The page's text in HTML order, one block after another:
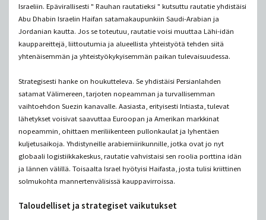
Israeliin. Epävirallisesti " Rauhan rautatieksi " kutsuttu rautatie yhdistäisi
Abu Dhabin Israelin Haifan satamakaupunkiin Saudi-Arabian ja
Jordanian kautta. Jos se toteutuu, rautatie voisi muuttaa Lähi-idän
kauppareittejä, liittoutumia ja alueellista yhteistyötä tehden siitä
yhtenäisemmän ja yhteistyökykyisemmän paikan tulevaisuudessa.
Strategisesti hanke on houkutteleva. Se yhdistäisi Persianlahden
satamat Välimereen, tarjoten nopeamman ja turvallisemman
vaihtoehdon Suezin kanavalle. Aasiasta, erityisesti Intiasta, tulevat
lähetykset voisivat saavuttaa Euroopan ja Amerikan markkinat
nopeammin, ohittaen meriliikenteen pullonkaulat ja lyhentäen
kuljetusaikoja. Yhdistyneille arabiemiirikunnille, jotka ovat jo nyt
globaali logistiikkakeskus, rautatie vahvistaisi sen roolia porttina idän
ja lännen välillä. Toisaalta Israel hyötyisi Haifasta, josta tulisi kriittinen
solmukohta mannertenvälisissä kauppavirroissa.
Taloudelliset ja strategiset vaikutukset